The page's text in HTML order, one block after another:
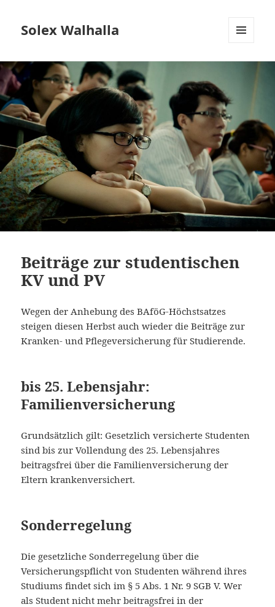
Solex Walhalla
Beiträge zur studentischen
KV und PV
Wegen der Anhebung des BAföG-Höchstsatzes
steigen diesen Herbst auch wieder die Beiträge zur
Kranken- und Pflegeversicherung für Studierende.
bis 25. Lebensjahr:
Familienversicherung
Grundsätzlich gilt: Gesetzlich versicherte Studenten
sind bis zur Vollendung des 25. Lebensjahres
beitragsfrei über die Familienversicherung der
Eltern krankenversichert.
Sonderregelung
Die gesetzliche Sonderregelung über die
Versicherungspflicht von Studenten während ihres
Studiums findet sich im § 5 Abs. 1 Nr. 9 SGB V. Wer
als Student nicht mehr beitragsfrei in der